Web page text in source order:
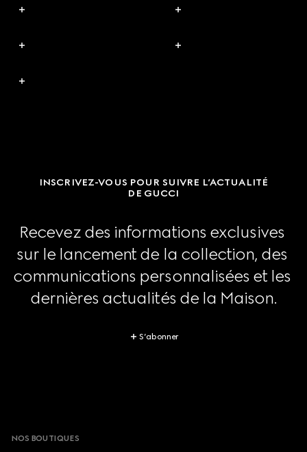
INSCRIVEZ-VOUS POUR SUIVRE L’ACTUALITÉ
DE GUCCI
Recevez des informations exclusives
sur le lancement de la collection, des
communications personnalisées et les
dernières actualités de la Maison.
S’abonner
NOS BOUTIQUES